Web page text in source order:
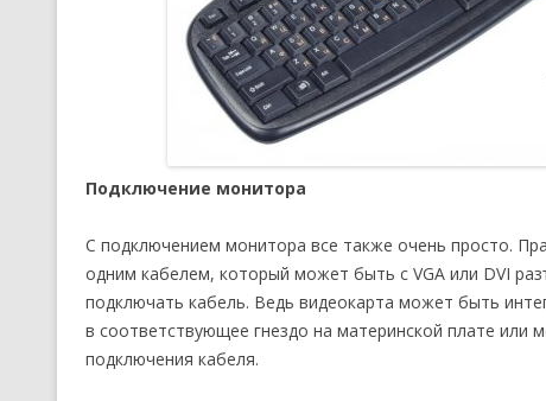
Подключение монитора
С подключением монитора все также очень просто.
одним кабелем, который может быть с VGA или DVI
подключать кабель. Ведь видеокарта может быть
в соответствующее гнездо на материнской плате
подключения кабеля.